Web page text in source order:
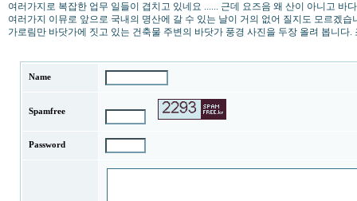
여러가지로 복잡한 업무 일들이 겹치고 있네요 ...... 근데 요즈음 왜 산이 아니고 바
여러가지 이뮤로 앞으로 국내의 명산에 갈 수 있는 날이 거의 없어 질지도 모르겠
가로림만 바닷가에 짓고 있는 건축물 주변의 바닷가 풍경 사진을 두장 올려 봅니
Name
Spamfree
Password